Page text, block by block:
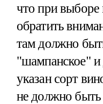
что при
обратить
там должно
"шампанское"
указан сорт
не должно быть